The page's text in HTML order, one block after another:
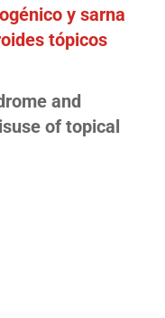
y sarna
tópicos
and
of topical